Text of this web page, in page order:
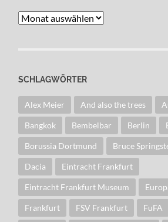
Archiv
SCHLAGWÖRTER
Alex Meier And also the trees
Bangkok Bembelbar Berlin
Borussia Dortmund Bruce
Dacia Eintracht Frankfurt
Eintracht Frankfurt Museum
Frankfurt FSV Frankfurt FuFA